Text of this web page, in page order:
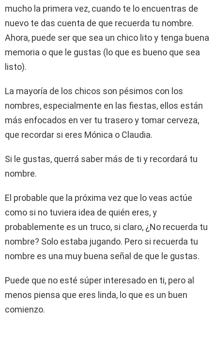
mucho la primera vez, cuando te lo encuentras de
nuevo te das cuenta de que recuerda tu nombre.
Ahora, puede ser que sea un chico lito y tenga buena
memoria o que le gustas (lo que es bueno que sea
listo).
La mayoría de los chicos son pésimos con los
nombres, especialmente en las fiestas, ellos están
más enfocados en ver tu trasero y tomar cerveza,
que recordar si eres Mónica o Claudia.
Si le gustas, querrá saber más de ti y recordará tu
nombre.
El probable que la próxima vez que lo veas actúe
como si no tuviera idea de quién eres, y
probablemente es un truco, si claro, ¿No recuerda tu
nombre? Solo estaba jugando. Pero si recuerda tu
nombre es una muy buena señal de que le gustas.
Puede que no esté súper interesado en ti, pero al
menos piensa que eres linda, lo que es un buen
comienzo.